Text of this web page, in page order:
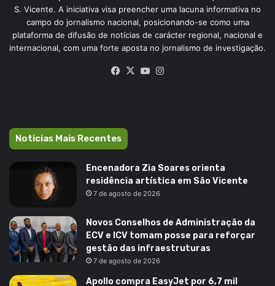
S. Vicente. A iniciativa visa preencher uma lacuna informativa no
campo do jornalismo nacional, posicionando-se como uma
plataforma de difusão de notícias de carácter regional, nacional e
internacional, com uma forte aposta no jornalismo de investigação.
Facebook
X YouTube
Noticias Mais Recentes
Encenadora Zia Soares orienta
residência artística em São Vicente
7 de agosto de 2026
Novos Conselhos de Administração da
ECV e ICV tomam posse para reforçar
gestão das infraestruturas
7 de agosto de 2026
Apollo compra EasyJet por 6,7 mil